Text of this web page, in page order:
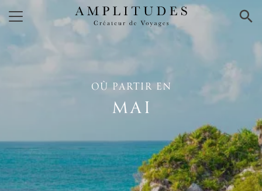
×
OÙ PARTIR EN
MAI